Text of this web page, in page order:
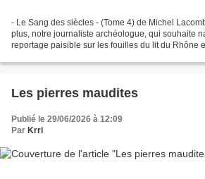
- Le Sang des siècles - (Tome 4) de Michel
plus, notre journaliste archéologue, qui souhaite
reportage paisible sur les fouilles du lit du Rhône
Les pierres maudites
Publié le 29/06/2026 à 12:09
Par Krri